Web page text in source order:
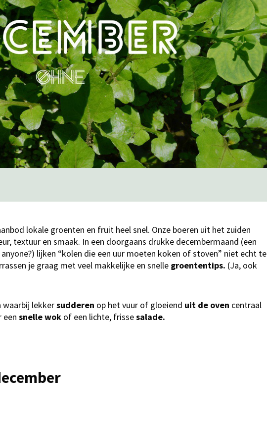
lokale groenten en fruit heel snel. Onze boeren uit het zuiden
textuur en smaak. In een doorgaans drukke decembermaand (een
lijken “kolen die een uur moeten koken of stoven” niet echt te
je graag met veel makkelijke en snelle groententips. (Ja, ook
waarbij lekkersudderen op het vuur of gloeiend uit de oven centraal
een snelle wok of een lichte, frissesalade.